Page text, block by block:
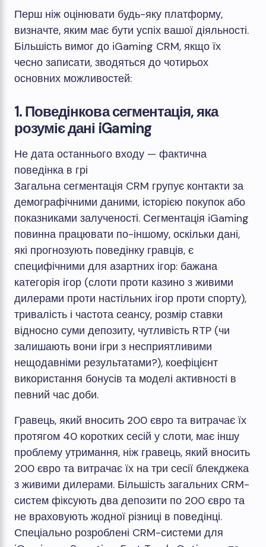
Перш ніж оцінювати будь-яку платформу,
визначте, яким має бути успіх вашої діяльності.
Більшість вимог до iGaming CRM, якщо їх
чесно записати, зводяться до чотирьох
основних можливостей:
1. Поведінкова сегментація, яка
розуміє дані iGaming
Не дата останнього входу — фактична
поведінка в грі
Загальна сегментація CRM групує контакти за
демографічними даними, історією покупок або
показниками залученості. Сегментація iGaming
повинна працювати по-іншому, оскільки дані,
які прогнозують поведінку гравців, є
специфічними для азартних ігор: бажана
категорія ігор (слоти проти казино з живими
дилерами проти настільних ігор проти спорту),
тривалість і частота сеансу, розмір ставки
відносно суми депозиту, чутливість RTP (чи
залишають вони ігри з несприятливими
нещодавніми результатами?), коефіцієнт
використання бонусів та моделі активності в
певний час доби.
Гравець, який вносить 200 євро та витрачає їх
протягом 40 коротких сесій у слоти, має іншу
проблему утримання, ніж гравець, який вносить
200 євро та витрачає їх на три сесії блекджека
з живими дилерами. Більшість загальних CRM-
систем фіксують два депозити по 200 євро та
не враховують жодної різниці в поведінці.
Спеціально розроблені CRM-системи для